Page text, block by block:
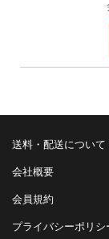
送料・配送について
会社概要
会員規約
プライバシーポリシ